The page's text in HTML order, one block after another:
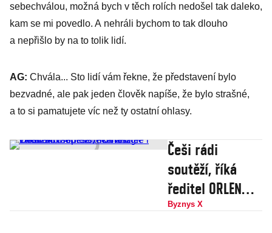
sebechválou, možná bych v těch rolích nedošel tak daleko,
kam se mi povedlo. A nehráli bychom to tak dlouho
a nepřišlo by na to tolik lidí.
AG: Chvála... Sto lidí vám řekne, že představení bylo
bezvadné, ale pak jeden člověk napíše, že bylo strašné,
a to si pamatujete víc než ty ostatní ohlasy.
Češi rádi
soutěží, říká
ředitel ORLEN
Unipetrol
Byznys X